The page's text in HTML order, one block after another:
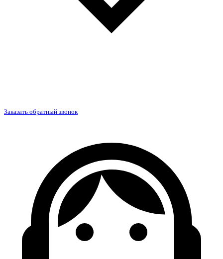
Заказать обратный звонок